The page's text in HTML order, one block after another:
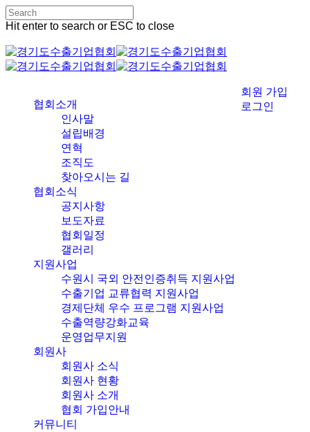
Skip
to
content
Hit enter to search or ESC to close
Search
협회소개
인사말
설립배경
연혁
조직도
찾아오시는 길
협회소식
공지사항
보도자료
협회일정
갤러리
지원사업
수원시 국외 안전인증취득 지원사업
수출기업 교류협력 지원사업
경제단체 우수 프로그램 지원사업
수출역량강화교육
운영업무지원
회원사
회원사 소식
회원사 현황
회원사 소개
협회 가입안내
커뮤니티
회원 가입
로그인